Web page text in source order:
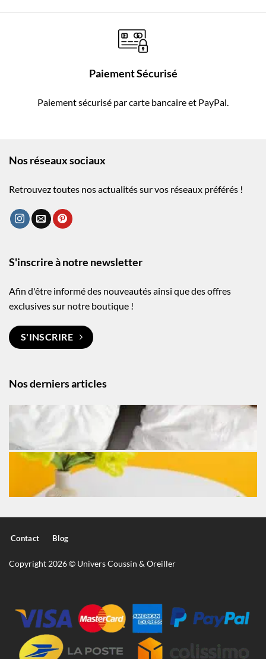
Paiement Sécurisé
Paiement sécurisé par carte bancaire et PayPal.
Nos réseaux sociaux
Retrouvez toutes nos actualités sur vos réseaux préférés !
Nos derniers articles
S'inscrire à notre newsletter
Afin d'être informé des nouveautés ainsi que des offres
exclusives sur notre boutique !
S'INSCRIRE
Contact Blog
Copyright 2026 © Univers Coussin & Oreiller